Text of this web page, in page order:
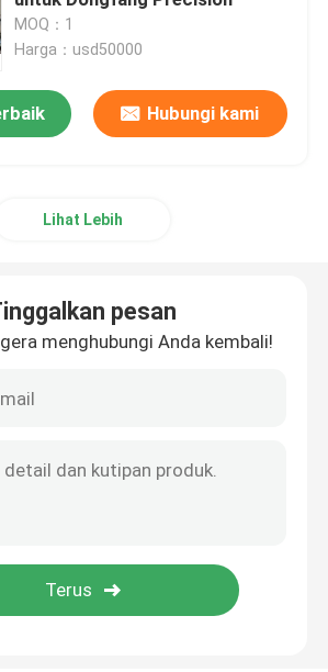
Kotak Karton
Karton Mati
Kemasan Kotak
Kotak Bergelombang
Bergelombang
MOQ：1
Harga：usd50000
Hubungi kami
Lihat Lebih
pesan
menghubungi Anda kembali!